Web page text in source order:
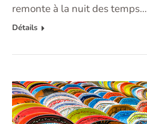
remonte à la nuit des temps…
Détails